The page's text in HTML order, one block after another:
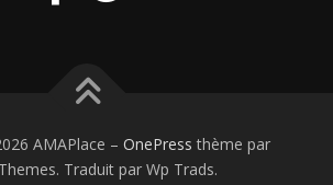
AMAPlace – OnePress thème par
Traduit par Wp Trads.